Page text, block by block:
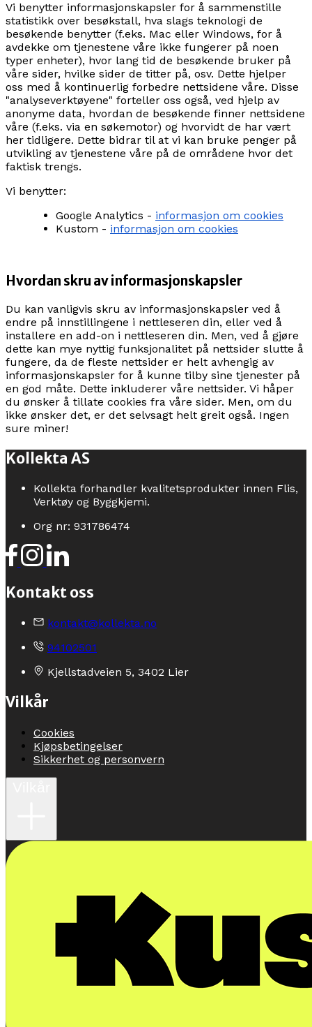
Vi benytter informasjonskapsler for å sammenstille
statistikk over besøkstall, hva slags teknologi de
besøkende benytter (f.eks. Mac eller Windows, for å
avdekke om tjenestene våre ikke fungerer på noen
typer enheter), hvor lang tid de besøkende bruker på
våre sider, hvilke sider de titter på, osv. Dette hjelper
oss med å kontinuerlig forbedre nettsidene våre. Disse
"analyseverktøyene" forteller oss også, ved hjelp av
anonyme data, hvordan de besøkende finner nettsidene
våre (f.eks. via en søkemotor) og hvorvidt de har vært
her tidligere. Dette bidrar til at vi kan bruke penger på
utvikling av tjenestene våre på de områdene hvor det
faktisk trengs.
Vi benytter:
Google Analytics - informasjon om cookies
Kustom - informasjon om cookies
Hvordan skru av informasjonskapsler
Du kan vanligvis skru av informasjonskapsler ved å
endre på innstillingene i nettleseren din, eller ved å
installere en add-on i nettleseren din. Men, ved å gjøre
dette kan mye nyttig funksjonalitet på nettsider slutte å
fungere, da de fleste nettsider er helt avhengig av
informasjonskapsler for å kunne tilby sine tjenester på
en god måte. Dette inkluderer våre nettsider. Vi håper
du ønsker å tillate cookies fra våre sider. Men, om du
ikke ønsker det, er det selvsagt helt greit også. Ingen
sure miner!
Kollekta AS
Kollekta forhandler kvalitetsprodukter innen Flis,
Verktøy og Byggkjemi.
Org nr: 931786474
Kontakt oss
kontakt@kollekta.no
94102501
Kjellstadveien 5, 3402 Lier
Vilkår
Cookies
Kjøpsbetingelser
Sikkerhet og personvern